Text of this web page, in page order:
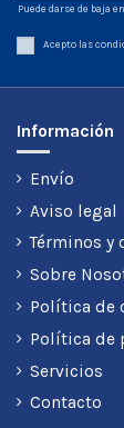
Puede darse de baja
Acepto las
Información
Envío
Aviso legal
Términos y
Sobre
Política de
Política de
Servicios
Contacto